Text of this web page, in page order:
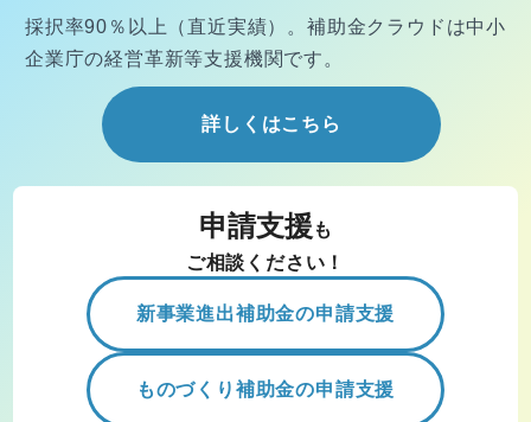
採択率90％以上（直近実績）。 補助金クラウドは中小
企業庁の経営革新等支援機関です。
詳しくはこちら
申請支援 も
ご相談ください！
新事業進出補助金の申請支援
ものづくり補助金の申請支援